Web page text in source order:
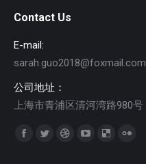
Contact Us
E-mail:
sarah.guo2018@foxmail.com
公司地址：
上海市青浦区清河湾路980号
找到我们：
Facebook
TwitterDribbbleYouTubeDelicious